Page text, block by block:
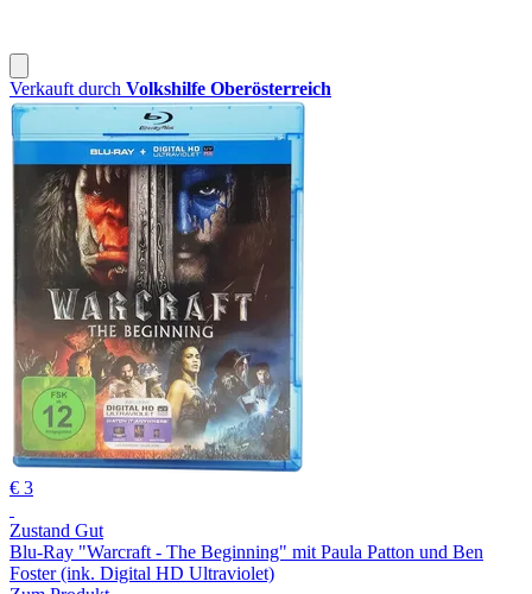
Verkauft durch Volkshilfe Oberösterreich
€ 3
Zustand Gut
Blu-Ray "Warcraft - The Beginning" mit Paula Patton und Ben
Foster (ink. Digital HD Ultraviolet)